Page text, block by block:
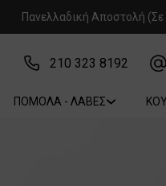
Πανελλαδική Αποστολή (Σε
210 323 8192
ΠΟΜΟΛΑ - ΛΑΒΕΣ